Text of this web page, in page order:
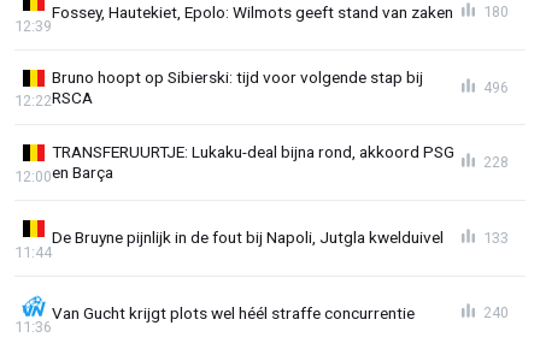
Fossey, Hautekiet, Epolo: Wilmots geeft stand van zaken
12:39
180
Bruno hoopt op Sibierski: tijd voor volgende stap bij
RSCA
12:22
496
TRANSFERUURTJE: Lukaku-deal bijna rond, akkoord PSG
en Barça
12:00
228
De Bruyne pijnlijk in de fout bij Napoli, Jutgla kwelduivel
11:44
133
Van Gucht krijgt plots wel héél straffe concurrentie
11:36
240